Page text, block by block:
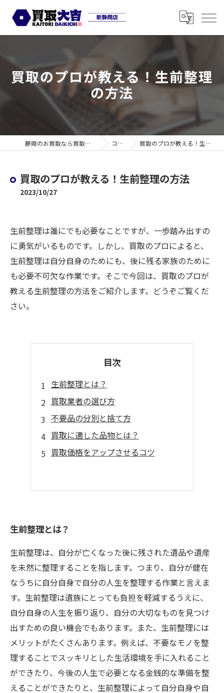
買取のプロが教える！生前整理
の方法
静岡のお買取なら買取大吉 新静岡店 コラム 買取のプロが教える！生前整理の方法
買取のプロが教える！生前整理の方法
2023/10/27
生前整理は誰にでも必要なことですが、一歩踏み出すの
に勇気がいるものです。しかし、買取のプロによると、
生前整理は自分自身のためにも、後に残る家族のために
も必要不可欠な作業です。そこで今回は、買取のプロが
教える生前整理の方法をご紹介します。どうぞご覧くだ
さい。
目次
生前整理とは？
買取業者の選び方
不要品の分別と捨て方
買取に適した品物とは？
買取価格をアップさせるコツ
生前整理とは？
生前整理は、自分が亡くなった後に残された遺品や遺産
を未然に整理することを指します。つまり、自分が健在
なうちに自分自身で自分の人生を整理する作業と言えま
す。生前整理は遺族にとっても負担を軽減するうえに、
自分自身の人生を振り返り、自分の大切なものを見つけ
出すための良い機会でもあります。また、生前整理には
メリットがたくさんあります。例えば、不要なモノを整
理することでスッキリとした生活環境を手に入れること
ができたり、今後の人生で必要となる金銭的な準備を整
えることができたりと、生前整理によって自分自身や自